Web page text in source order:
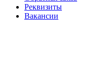
Реквизиты
Вакансии